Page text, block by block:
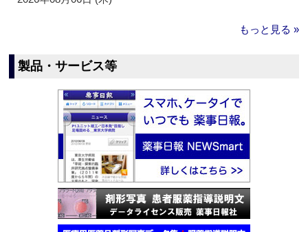
もっと見る »
製品・サービス等